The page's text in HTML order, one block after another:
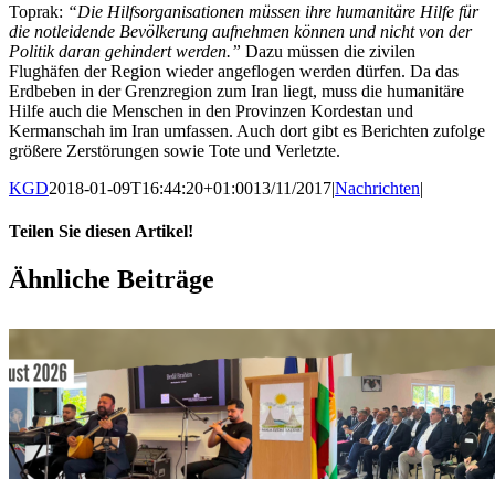
Toprak: “Die Hilfsorganisationen müssen ihre humanitäre Hilfe für
die notleidende Bevölkerung aufnehmen können und nicht von der
Politik daran gehindert werden.” Dazu müssen die zivilen
Flughäfen der Region wieder angeflogen werden dürfen. Da das
Erdbeben in der Grenzregion zum Iran liegt, muss die humanitäre
Hilfe auch die Menschen in den Provinzen Kordestan und
Kermanschah im Iran umfassen. Auch dort gibt es Berichten zufolge
größere Zerstörungen sowie Tote und Verletzte.
KGD2018-01-09T16:44:20+01:0013/11/2017|Nachrichten|
Teilen Sie diesen Artikel!
Facebook
X
WhatsApp
Pinterest
E-
Mail
Ähnliche Beiträge